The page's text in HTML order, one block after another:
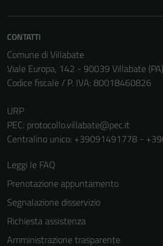
CONTATTI
Comune di Villabate
Viale Europa, 142 - 90039 Villabate (PA)
Codice fiscale / P. IVA: 80018460826
URP
PEC: protocollo.villabate@pec.it
Centralino unico: +39091491778 -
Leggi le FAQ
Prenotazione appuntamento
Segnalazione disservizio
Richiesta assistenza
Amministrazione trasparente